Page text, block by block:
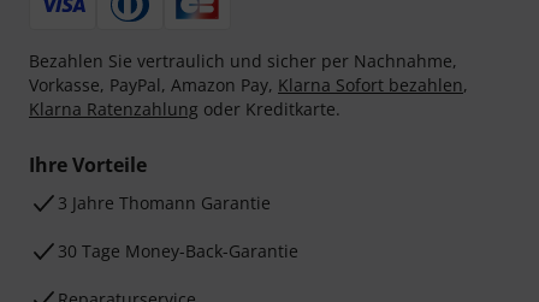
Bezahlen Sie vertraulich und sicher per Nachnahme,
Vorkasse, PayPal, Amazon Pay, Klarna Sofort bezahlen,
Klarna Ratenzahlung oder Kreditkarte.
Ihre Vorteile
3 Jahre Thomann Garantie
30 Tage Money-Back-Garantie